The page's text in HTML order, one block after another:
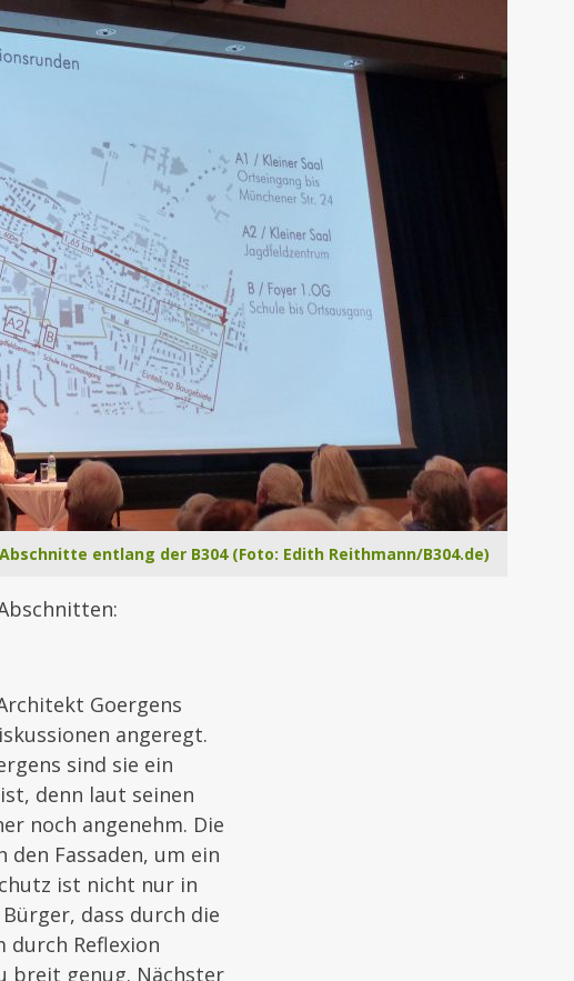
entlang der B304 (Foto: Edith Reithmann/B304.de)
Goergens
angeregt.
sind sie ein
denn laut seinen
noch angenehm. Die
Fassaden, um ein
ist nicht nur in
dass durch die
durch Reflexion
breit genug. Nächster